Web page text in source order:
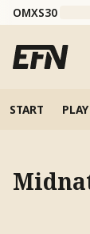
OMXS30
START PLAY